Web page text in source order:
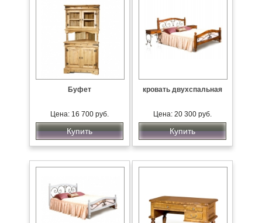
Буфет
Цена: 16 700 руб.
Купить
кровать двухспальная
Цена: 20 300 руб.
Купить